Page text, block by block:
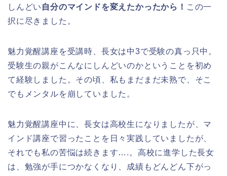
しんどい 自分のマインドを変えたかったから！ この一
択に尽きました。
魅力覚醒講座を受講時、長女は中3で受験の真っ只中。
受験生の親がこんなにしんどいのかということを初め
て経験しました。その頃、私もまだまだ未熟で、そこ
でもメンタルを崩していました。
魅力覚醒講座中に、長女は高校生になりましたが、マ
インド講座で習ったことを日々実践していましたが、
それでも私の苦悩は続きます….。高校に進学した長女
は、勉強が手につかなくなり、成績もどんどん下がっ